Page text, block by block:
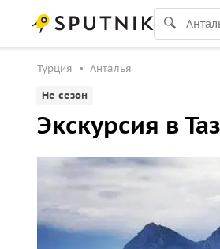
Турция
Анталья
Не сезон
Экскурсия в